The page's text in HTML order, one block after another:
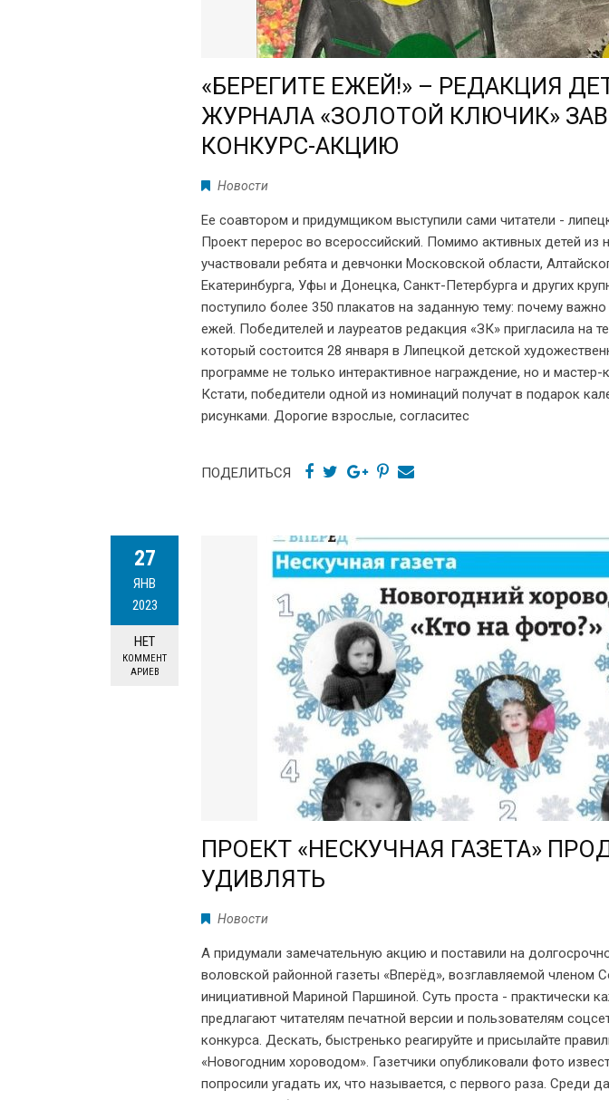
«БЕРЕГИТЕ ЕЖЕЙ!» – РЕДАКЦИЯ
ЖУРНАЛА «ЗОЛОТОЙ КЛЮЧИК»
КОНКУРС-АКЦИЮ
Новости
Ее соавтором и придумщиком выступили сами читатели -
Проект перерос во всероссийский. Помимо активных детей из
участвовали ребята и девчонки Московской области,
Екатеринбурга, Уфы и Донецка, Санкт-Петербурга и других
поступило более 350 плакатов на заданную тему: почему
ежей. Победителей и лауреатов редакция «ЗК» пригласила на
который состоится 28 января в Липецкой детской
программе не только интерактивное награждение, но и мастер-
Кстати, победители одной из номинаций получат в подарок
рисунками. Дорогие взрослые, согласитес
ПОДЕЛИТЬСЯ
27
ЯНВ
2023
НЕТ
КОММЕНТ
АРИЕВ
ПРОЕКТ «НЕСКУЧНАЯ ГАЗЕТА»
УДИВЛЯТЬ
Новости
А придумали замечательную акцию и поставили на
воловской районной газеты «Вперёд», возглавляемой членом
инициативной Мариной Паршиной. Суть проста - практически
предлагают читателям печатной версии и пользователям
конкурса. Дескать, быстренько реагируйте и присылайте
«Новогодним хороводом». Газетчики опубликовали фото
попросили угадать их, что называется, с первого раза. Среди